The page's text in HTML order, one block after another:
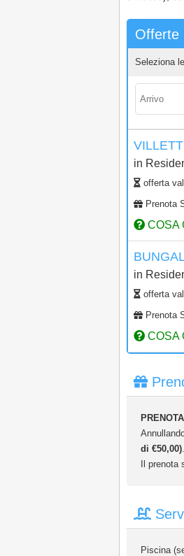
Offerte
Seleziona
in
offerta
Prenota
COSA
in
offerta
Prenota
COSA
di €50,00).
Il
Piscina